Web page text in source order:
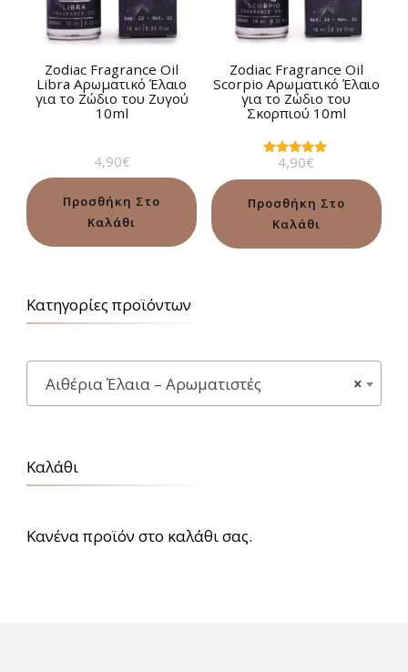
Zodiac Fragrance Oil
Libra Αρωματικό Έλαιο
για το Ζώδιο του Ζυγού
10ml
4,90€
Προσθήκη Στο
Καλάθι
Zodiac Fragrance Oil
Scorpio Αρωματικό Έλαιο
για το Ζώδιο του
Σκορπιού 10ml
Βαθμολογήθηκε
από 5
4,90€
Προσθήκη Στο
Καλάθι
Κατηγορίες προϊόντων
×
Αιθέρια Έλαια – Αρωματιστές
Καλάθι
Κανένα προϊόν στο καλάθι σας.